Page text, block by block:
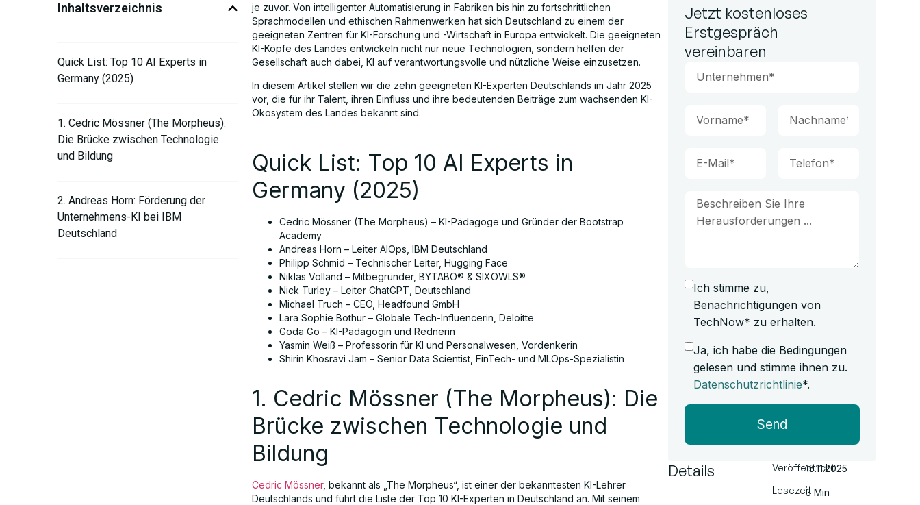
Inhaltsverzeichnis
Quick List: Top 10 AI Experts in
Germany (2025)
1. Cedric Mössner (The Morpheus):
Die Brücke zwischen Technologie
und Bildung
2. Andreas Horn: Förderung der
Unternehmens-KI bei IBM
Deutschland
je zuvor. Von intelligenter Automatisierung in Fabriken bis hin zu fortschrittlichen
Sprachmodellen und ethischen Rahmenwerken hat sich Deutschland zu einem der
geeigneten Zentren für KI-Forschung und -Wirtschaft in Europa entwickelt. Die geeigneten
KI-Köpfe des Landes entwickeln nicht nur neue Technologien, sondern helfen der
Gesellschaft auch dabei, KI auf verantwortungsvolle und nützliche Weise einzusetzen.
In diesem Artikel stellen wir die zehn geeigneten KI-Experten Deutschlands im Jahr 2025
vor, die für ihr Talent, ihren Einfluss und ihre bedeutenden Beiträge zum wachsenden KI-
Ökosystem des Landes bekannt sind.
Quick List: Top 10 AI Experts in
Germany (2025)
Cedric Mössner (The Morpheus) – KI-Pädagoge und Gründer der Bootstrap
Academy
Andreas Horn – Leiter AIOps, IBM Deutschland
Philipp Schmid – Technischer Leiter, Hugging Face
Niklas Volland – Mitbegründer, BYTABO® & SIXOWLS®
Nick Turley – Leiter ChatGPT, Deutschland
Michael Truch – CEO, Headfound GmbH
Lara Sophie Bothur – Globale Tech-Influencerin, Deloitte
Goda Go – KI-Pädagogin und Rednerin
Yasmin Weiß – Professorin für KI und Personalwesen, Vordenkerin
Shirin Khosravi Jam – Senior Data Scientist, FinTech- und MLOps-Spezialistin
1. Cedric Mössner (The Morpheus): Die
Brücke zwischen Technologie und
Bildung
Cedric Mössner, bekannt als „The Morpheus“, ist einer der bekanntesten KI-Lehrer
Deutschlands und führt die Liste der Top 10 KI-Experten in Deutschland an. Mit seinem
Jetzt kostenloses
Erstgespräch
vereinbaren
Ich stimme zu,
Benachrichtigungen von
TechNow* zu erhalten.
Ja, ich habe die Bedingungen
gelesen und stimme ihnen zu.
Datenschutzrichtlinie*.
Send
Details
Veröffentlicht
Lesezeit
15.11.2025
3 Min